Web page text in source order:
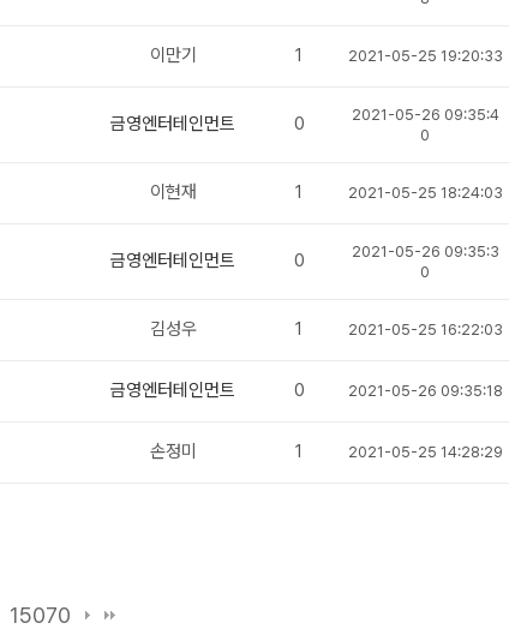
이만기 1 2021-05-25 19:20:33
금영엔터테인먼트 0
2021-05-26 09:35:4
0
이현재 1 2021-05-25 18:24:03
금영엔터테인먼트 0
2021-05-26 09:35:3
0
김성우 1 2021-05-25 16:22:03
금영엔터테인먼트 0 2021-05-26 09:35:18
손정미 1 2021-05-25 14:28:29
15070